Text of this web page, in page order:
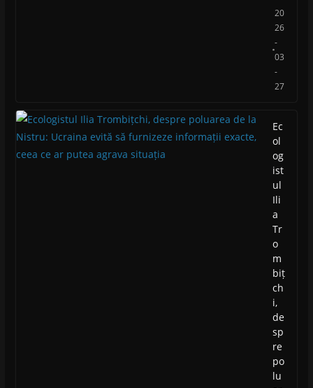
20
26
-
03
-
27
Ec
ol
og
ist
ul
Ili
a
Tr
o
m
biț
ch
i,
de
sp
re
po
lu